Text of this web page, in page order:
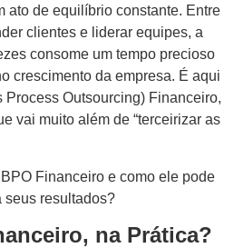
ato de equilíbrio constante. Entre
clientes e liderar equipes, a
consome um tempo precioso
crescimento da empresa. É aqui
Outsourcing) Financeiro,
vai muito além de “terceirizar as
Financeiro e como ele pode
seus resultados?
na Prática?